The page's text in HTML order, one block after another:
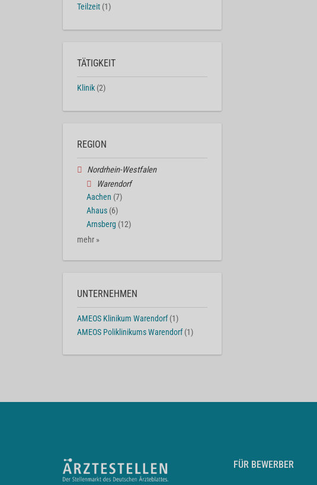
Teilzeit (1)
TÄTIGKEIT
Klinik (2)
REGION
Nordrhein-Westfalen
Warendorf
Aachen (7)
Ahaus (6)
Arnsberg (12)
mehr »
UNTERNEHMEN
AMEOS Klinikum Warendorf (1)
AMEOS Poliklinikums Warendorf (1)
FÜR BEWERBER